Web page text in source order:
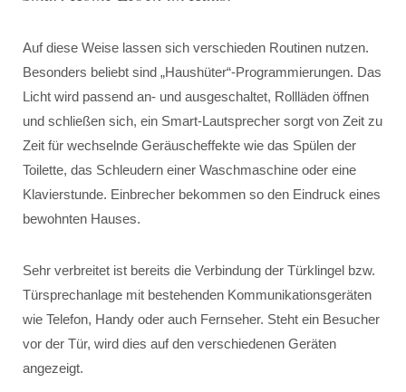
Auf diese Weise lassen sich verschieden Routinen nutzen.
Besonders beliebt sind „Haushüter“-Programmierungen. Das
Licht wird passend an- und ausgeschaltet, Rollläden öffnen
und schließen sich, ein Smart-Lautsprecher sorgt von Zeit zu
Zeit für wechselnde Geräuscheffekte wie das Spülen der
Toilette, das Schleudern einer Waschmaschine oder eine
Klavierstunde. Einbrecher bekommen so den Eindruck eines
bewohnten Hauses.
Sehr verbreitet ist bereits die Verbindung der Türklingel bzw.
Türsprechanlage mit bestehenden Kommunikationsgeräten
wie Telefon, Handy oder auch Fernseher. Steht ein Besucher
vor der Tür, wird dies auf den verschiedenen Geräten
angezeigt.